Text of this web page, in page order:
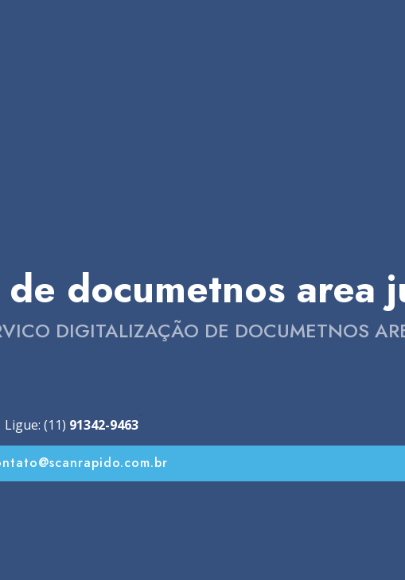
documetnos area
DIGITALIZAÇÃO DE DOCUMETNOS
Ligue: (11) 91342-9463
-